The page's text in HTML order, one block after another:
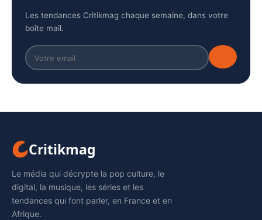
Les tendances Critikmag chaque semaine, dans votre
boîte mail.
Critikmag
Le média qui décrypte la pop culture, le
digital, la musique, les séries et les
tendances qui font parler, en France et en
Afrique.